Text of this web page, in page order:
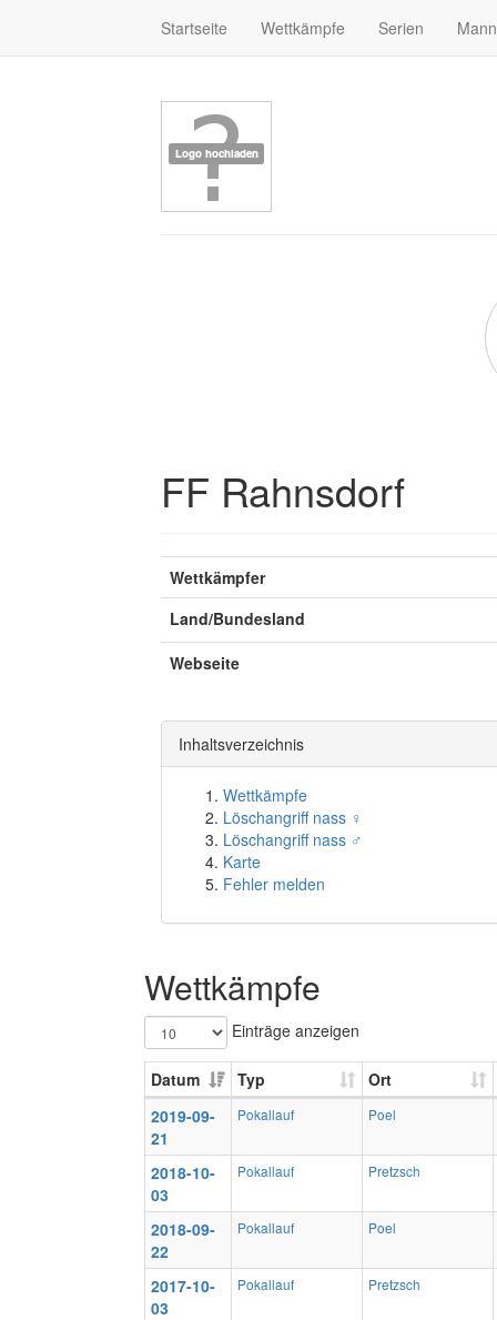
Startseite Wettkämpfe Serien
FF Rahnsdorf
Wettkämpfer
Land/Bundesland
Webseite
Inhaltsverzeichnis
Wettkämpfe
Löschangriff nass ♀
Löschangriff nass ♂
Karte
Fehler melden
Wettkämpfe
Einträge anzeigen
Datum Typ
Ort
2019-09-
21
Pokallauf Poel
2018-10-
03
Pokallauf Pretzsch
2018-09-
22
Pokallauf Poel
2017-10-
03
Pokallauf Pretzsch